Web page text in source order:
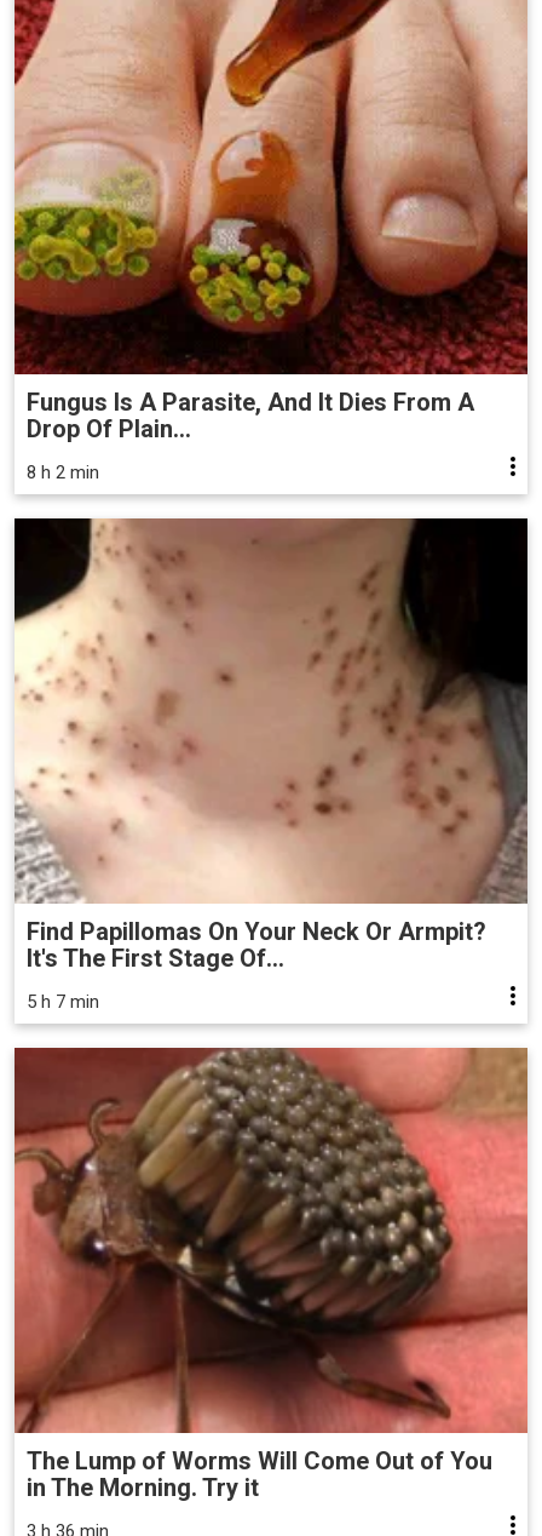
Fungus Is A Parasite, And It Dies From A
Drop Of Plain...
8 h 2 min
Find Papillomas On Your Neck Or Armpit?
It's The First Stage Of...
5 h 7 min
The Lump of Worms Will Come Out of You
in The Morning. Try it
3 h 36 min